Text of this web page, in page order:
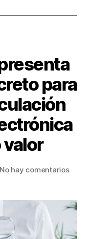
para
No hay comentariosen
de
para